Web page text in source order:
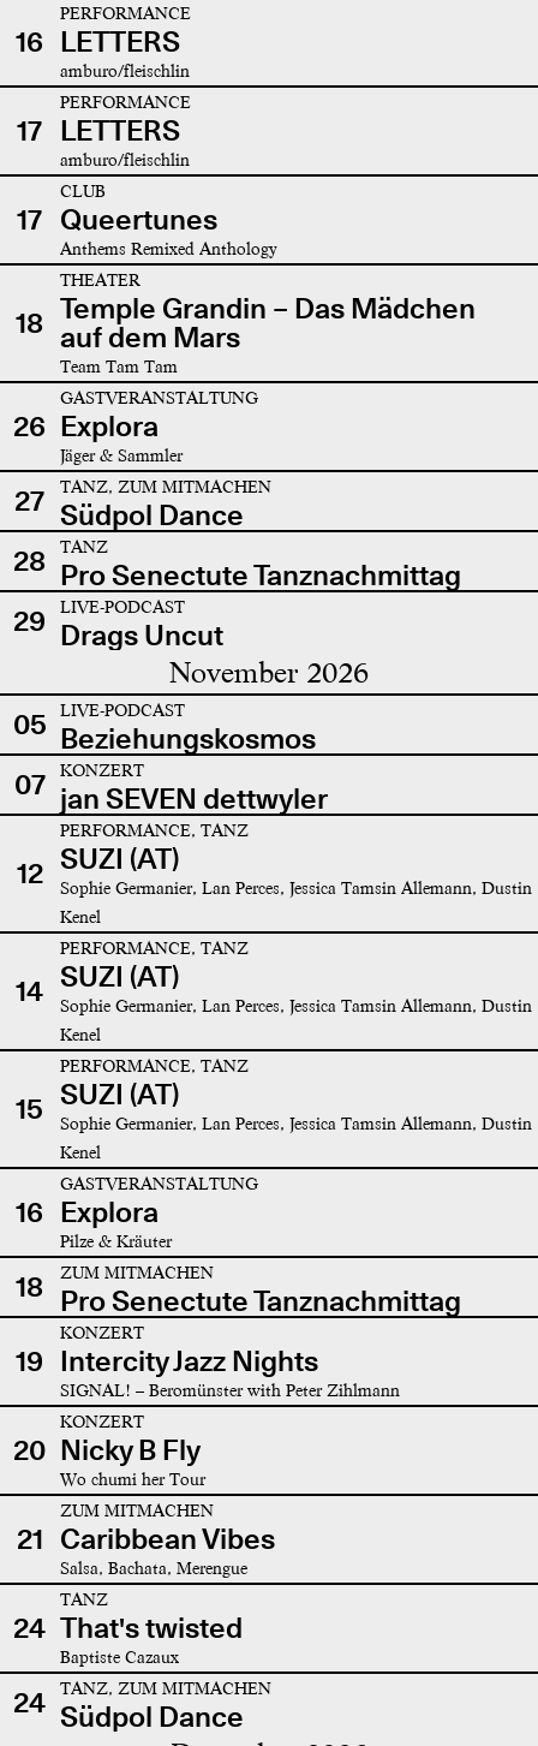
16
PERFORMANCE
LETTERS
amburo/fleischlin
17
PERFORMANCE
LETTERS
amburo/fleischlin
17
CLUB
Queertunes
Anthems Remixed Anthology
18
THEATER
Temple Grandin – Das Mädchen
auf dem Mars
Team Tam Tam
26
GASTVERANSTALTUNG
Explora
Jäger & Sammler
27 TANZ, ZUM MITMACHEN
Südpol Dance
28
TANZ
Pro Senectute Tanznachmittag
29
LIVE-PODCAST
Drags Uncut
November 2026
05 LIVE-PODCAST
Beziehungskosmos
07
KONZERT
jan SEVEN dettwyler
12
PERFORMANCE, TANZ
SUZI (AT)
Sophie Germanier, Lan Perces, Jessica Tamsin Allemann, Dustin
Kenel
14
PERFORMANCE, TANZ
SUZI (AT)
Sophie Germanier, Lan Perces, Jessica Tamsin Allemann, Dustin
Kenel
15
PERFORMANCE, TANZ
SUZI (AT)
Sophie Germanier, Lan Perces, Jessica Tamsin Allemann, Dustin
Kenel
16
GASTVERANSTALTUNG
Explora
Pilze & Kräuter
18 ZUM MITMACHEN
Pro Senectute Tanznachmittag
19
KONZERT
Intercity Jazz Nights
SIGNAL! – Beromünster with Peter Zihlmann
20
KONZERT
Nicky B Fly
Wo chumi her Tour
21
ZUM MITMACHEN
Caribbean Vibes
Salsa, Bachata, Merengue
24
TANZ
That's twisted
Baptiste Cazaux
24 TANZ, ZUM MITMACHEN
Südpol Dance